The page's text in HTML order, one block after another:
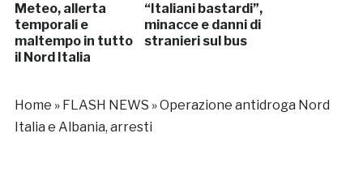
Meteo, allerta
temporali e
maltempo in tutto
il Nord Italia
“Italiani bastardi”,
minacce e danni di
stranieri sul bus
Home » FLASH NEWS »Operazione antidroga Nord
Italia e Albania, arresti